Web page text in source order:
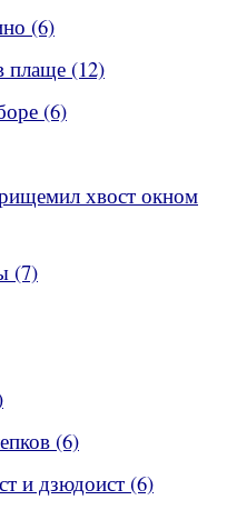
(6)
плаще (12)
(6)
хвост окном
(7)
(6)
и дзюдоист (6)